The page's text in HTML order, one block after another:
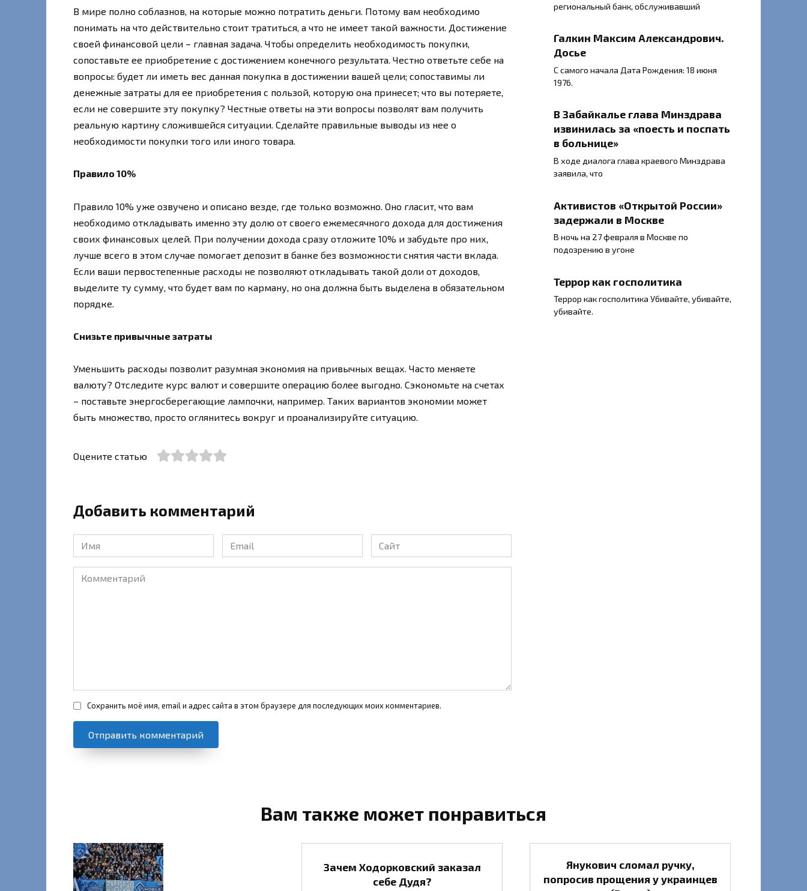
В мире полно соблазнов, на которые можно потратить деньги. Потому вам необходимо
понимать на что действительно стоит тратиться, а что не имеет такой важности. Достижение
своей финансовой цели – главная задача. Чтобы определить необходимость покупки,
сопоставьте ее приобретение с достижением конечного результата. Честно ответьте себе на
вопросы: будет ли иметь вес данная покупка в достижении вашей цели; сопоставимы ли
денежные затраты для ее приобретения с пользой, которую она принесет; что вы потеряете,
если не совершите эту покупку? Честные ответы на эти вопросы позволят вам получить
реальную картину сложившейся ситуации. Сделайте правильные выводы из нее о
необходимости покупки того или иного товара.
Правило 10%
Правило 10% уже озвучено и описано везде, где только возможно. Оно гласит, что вам
необходимо откладывать именно эту долю от своего ежемесячного дохода для достижения
своих финансовых целей. При получении дохода сразу отложите 10% и забудьте про них,
лучше всего в этом случае помогает депозит в банке без возможности снятия части вклада.
Если ваши первостепенные расходы не позволяют откладывать такой доли от доходов,
выделите ту сумму, что будет вам по карману, но она должна быть выделена в обязательном
порядке.
Снизьте привычные затраты
Уменьшить расходы позволит разумная экономия на привычных вещах. Часто меняете
валюту? Отследите курс валют и совершите операцию более выгодно. Сэкономьте на счетах
– поставьте энергосберегающие лампочки, например. Таких вариантов экономии может
быть множество, просто оглянитесь вокруг и проанализируйте ситуацию.
Оцените статью
Добавить комментарий
Имя
*
Email
*
Сайт
Комментарий
Сохранить моё имя, email и адрес сайта в этом браузере для последующих моих комментариев.
региональный банк, обслуживавший
Галкин Максим Александрович.
Досье
С самого начала Дата Рождения: 18 июня
1976.
В Забайкалье глава Минздрава
извинилась за «поесть и поспать
в больнице»
В ходе диалога глава краевого Минздрава
заявила, что
Активистов «Открытой России»
задержали в Москве
В ночь на 27 февраля в Москве по
подозрению в угоне
Террор как госполитика
Террор как госполитика Убивайте, убивайте,
убивайте.
Вам также может понравиться
Зачем Ходорковский заказал
себе Дудя?
Янукович сломал ручку,
попросив прощения у украинцев